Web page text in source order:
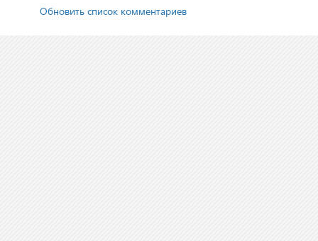
Обновить список комментариев